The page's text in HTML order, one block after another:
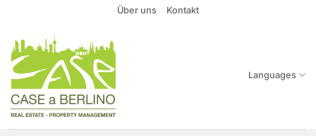
springen
Über uns Kontakt
Languages